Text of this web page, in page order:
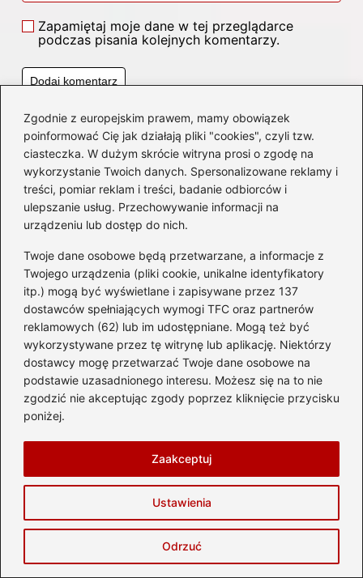
Zgodnie z europejskim prawem, mamy obowiązek
poinformować Cię jak działają pliki "cookies", czyli tzw.
ciasteczka. W dużym skrócie witryna prosi o zgodę na
wykorzystanie Twoich danych. Spersonalizowane reklamy i
treści, pomiar reklam i treści, badanie odbiorców i
ulepszanie usług. Przechowywanie informacji na
urządzeniu lub dostęp do nich.
Twoje dane osobowe będą przetwarzane, a informacje z
Twojego urządzenia (pliki cookie, unikalne identyfikatory
itp.) mogą być wyświetlane i zapisywane przez 137
dostawców spełniających wymogi TFC oraz partnerów
reklamowych (62) lub im udostępniane. Mogą też być
wykorzystywane przez tę witrynę lub aplikację. Niektórzy
dostawcy mogę przetwarzać Twoje dane osobowe na
podstawie uzasadnionego interesu. Możesz się na to nie
zgodzić nie akceptując zgody poprzez kliknięcie przycisku
poniżej.
Ustawienia
Odrzuć
Zaakceptuj
Zapamiętaj moje dane w tej przeglądarce
podczas pisania kolejnych komentarzy.
Poczytaj więcej
Jakie atrakcje w Zakopanem? 15 miejsc,
które warto zobaczyć
2026-08-06